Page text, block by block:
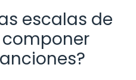
escalas de